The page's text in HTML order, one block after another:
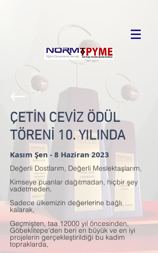
ÇETİN CEVİZ ÖDÜL
TÖRENİ 10. YILINDA
Kasım Şen - 8 Haziran 2023
Değerli Dostlarım, Değerli Meslektaşlarım,
Kimseye puanlar dağıtmadan, hiçbir şey
vadetmeden,
Sadece ülkemizin değerlerine bağlı
kalarak,
Geçmişten, taa 12000 yıl öncesinden,
Göbeklitepe'den beri en büyük ve en iyi
projelerin gerçekleştirildiği bu kadim
topraklarda,